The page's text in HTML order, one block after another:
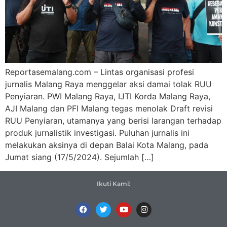
Reportasemalang.com – Lintas organisasi profesi
jurnalis Malang Raya menggelar aksi damai tolak RUU
Penyiaran. PWI Malang Raya, IJTI Korda Malang Raya,
AJI Malang dan PFI Malang tegas menolak Draft revisi
RUU Penyiaran, utamanya yang berisi larangan terhadap
produk jurnalistik investigasi. Puluhan jurnalis ini
melakukan aksinya di depan Balai Kota Malang, pada
Jumat siang (17/5/2024). Sejumlah […]
Ikuti Kami: